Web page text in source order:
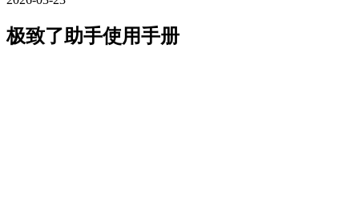
极致了助手使用手册